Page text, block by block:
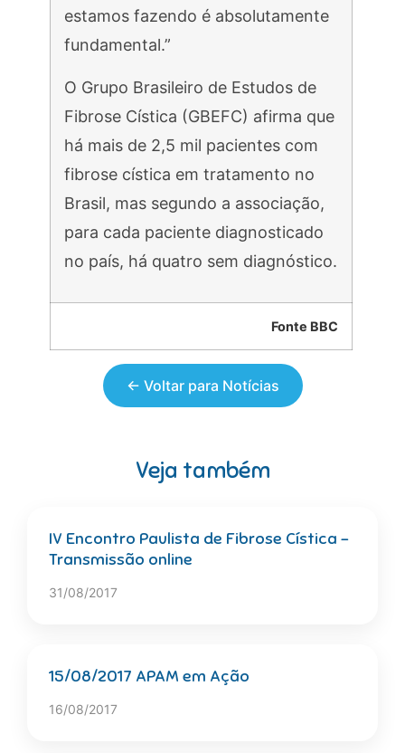
estamos fazendo é absolutamente
fundamental.”
O Grupo Brasileiro de Estudos de
Fibrose Cística (GBEFC) afirma que
há mais de 2,5 mil pacientes com
fibrose cística em tratamento no
Brasil, mas segundo a associação,
para cada paciente diagnosticado
no país, há quatro sem diagnóstico.
Fonte BBC
← Voltar para Notícias
Veja também
IV Encontro Paulista de Fibrose Cística –
Transmissão online
31/08/2017
15/08/2017 APAM em Ação
16/08/2017